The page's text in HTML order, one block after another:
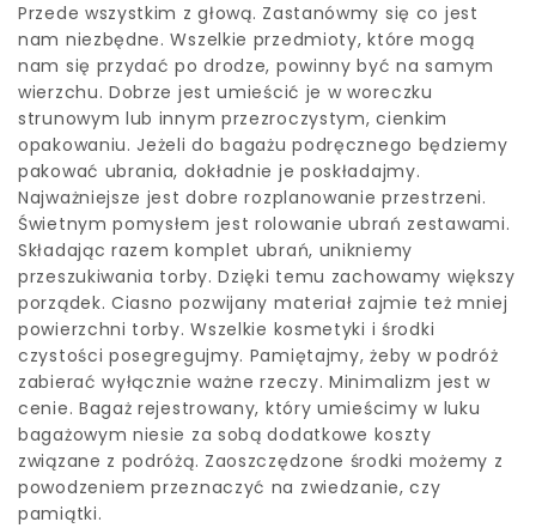
Przede wszystkim z głową. Zastanówmy się co jest
nam niezbędne. Wszelkie przedmioty, które mogą
nam się przydać po drodze, powinny być na samym
wierzchu. Dobrze jest umieścić je w woreczku
strunowym lub innym przezroczystym, cienkim
opakowaniu. Jeżeli do bagażu podręcznego będziemy
pakować ubrania, dokładnie je poskładajmy.
Najważniejsze jest dobre rozplanowanie przestrzeni.
Świetnym pomysłem jest rolowanie ubrań zestawami.
Składając razem komplet ubrań, unikniemy
przeszukiwania torby. Dzięki temu zachowamy większy
porządek. Ciasno pozwijany materiał zajmie też mniej
powierzchni torby. Wszelkie kosmetyki i środki
czystości posegregujmy. Pamiętajmy, żeby w podróż
zabierać wyłącznie ważne rzeczy. Minimalizm jest w
cenie. Bagaż rejestrowany, który umieścimy w luku
bagażowym niesie za sobą dodatkowe koszty
związane z podróżą. Zaoszczędzone środki możemy z
powodzeniem przeznaczyć na zwiedzanie, czy
pamiątki.